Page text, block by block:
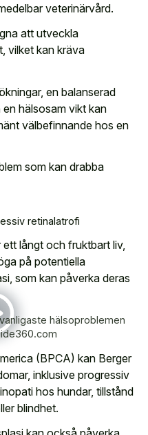
veterinärvård.
att utveckla
vilket kan kräva
en balanserad
hälsosam vikt kan
välbefinnande hos en
som kan drabba
retinalatrofi
långt och fruktbart liv,
på potentiella
som kan påverka deras
hälsoproblemen
(BPCA) kan Berger
inklusive progressiv
hos hundar, tillstånd
blindhet.